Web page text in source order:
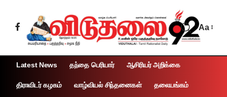
Aa
Latest News தந்தை பெரியார் ஆசிரியர் அறிக்கை
திராவிடர் கழகம் வாழ்வியல் சிந்தனைகள் தலையங்கம்